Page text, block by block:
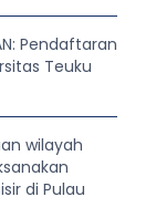
Pendaftaran
Teuku
wilayah
di Pulau